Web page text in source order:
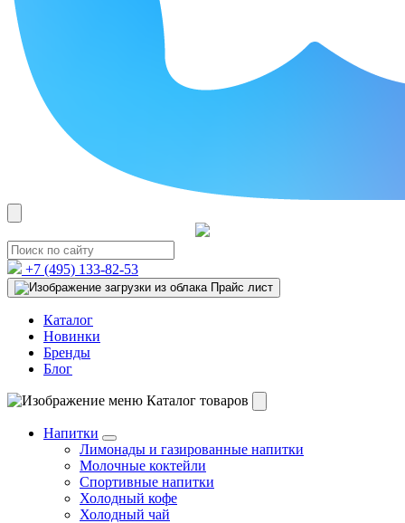
+7 (495) 133-82-53
Прайс лист
Каталог
Новинки
Бренды
Блог
Каталог товаров
Напитки
Лимонады и газированные напитки
Молочные коктейли
Спортивные напитки
Холодный кофе
Холодный чай